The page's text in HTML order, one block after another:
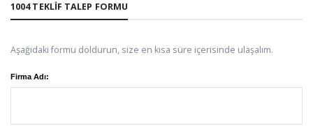
1004 TEKLIF TALEP FORMU
Aşağıdaki formu doldurun, size en kısa süre içerisinde ulaşalım.
Firma Adı: